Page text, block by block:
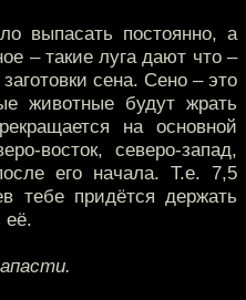
выпасать постоянно, а
– такие луга дают что –
сена. Сено – это
животные будут жрать
на основной
восток, северо-запад,
его начала. Т.е. 7,5
тебе придётся держать
её.